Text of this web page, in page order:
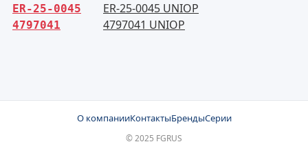
ER-25-0045 ER-25-0045 UNIOP
4797041 4797041 UNIOP
О компанииКонтактыБрендыСерии
© 2025 FGRUS